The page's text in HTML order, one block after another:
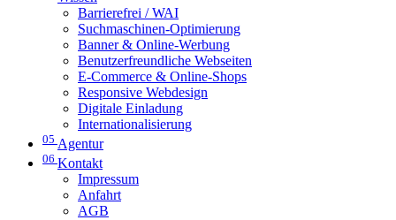
Barrierefrei / WAI
Suchmaschinen-Optimierung
Banner & Online-Werbung
Benutzerfreundliche Webseiten
E-Commerce & Online-Shops
Responsive Webdesign
Digitale Einladung
Internationalisierung
05 Agentur
06 Kontakt
Impressum
Anfahrt
AGB